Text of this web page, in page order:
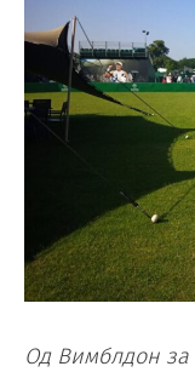
Од Вимблдон за